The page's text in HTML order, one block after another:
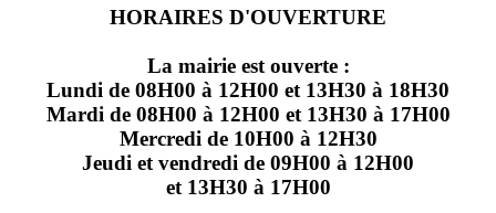
HORAIRES D'OUVERTURE
La mairie est ouverte :
Lundi de 08H00 à 12H00 et 13H30 à 18H30
Mardi de 08H00 à 12H00 et 13H30 à 17H00
Mercredi de 10H00 à 12H30
Jeudi et vendredi de 09H00 à 12H00
et 13H30 à 17H00